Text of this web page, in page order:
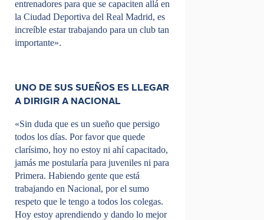
entrenadores para que se capaciten allá en
la Ciudad Deportiva del Real Madrid, es
increíble estar trabajando para un club tan
importante».
UNO DE SUS SUEÑOS ES LLEGAR
A DIRIGIR A NACIONAL
«Sin duda que es un sueño que persigo
todos los días. Por favor que quede
clarísimo, hoy no estoy ni ahí capacitado,
jamás me postularía para juveniles ni para
Primera. Habiendo gente que está
trabajando en Nacional, por el sumo
respeto que le tengo a todos los colegas.
Hoy estoy aprendiendo y dando lo mejor